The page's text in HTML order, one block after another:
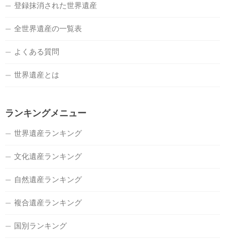
登録抹消された世界遺産
全世界遺産の一覧表
よくある質問
世界遺産とは
ランキングメニュー
世界遺産ランキング
文化遺産ランキング
自然遺産ランキング
複合遺産ランキング
国別ランキング